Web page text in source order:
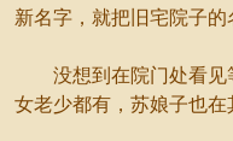
新名字，就把旧宅院子的
没想到在院门处看见
女老少都有，苏娘子也在